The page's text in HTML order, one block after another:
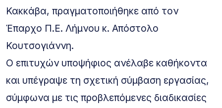
Κακκάβα, πραγματοποιήθηκε από τον
Έπαρχο Π.Ε. Λήμνου κ. Απόστολο
Κουτσογιάννη.
Ο επιτυχών υποψήφιος ανέλαβε καθήκοντα
και υπέγραψε τη σχετική σύμβαση εργασίας,
σύμφωνα με τις προβλεπόμενες διαδικασίες